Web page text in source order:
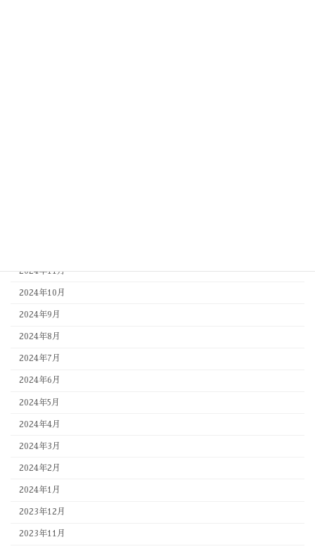
2024年11月
2024年10月
2024年9月
2024年8月
2024年7月
2024年6月
2024年5月
2024年4月
2024年3月
2024年2月
2024年1月
2023年12月
2023年11月